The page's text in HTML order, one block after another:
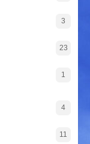
3
23
1
4
11